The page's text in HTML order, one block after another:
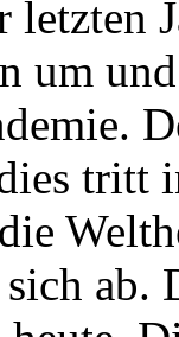
um
tritt